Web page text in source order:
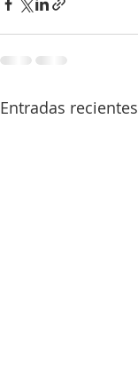
Entradas recientes